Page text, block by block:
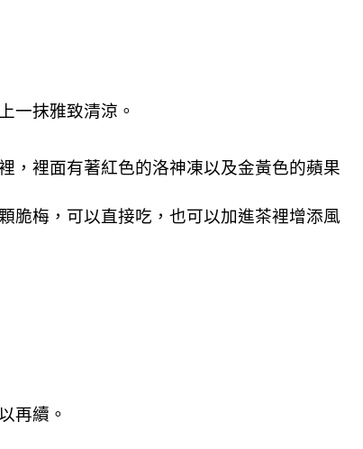
一抹雅致清涼。
，裡面有著紅色的洛神凍以及金黃色的蘋果
脆梅，可以直接吃，也可以加進茶裡增添風
再續。